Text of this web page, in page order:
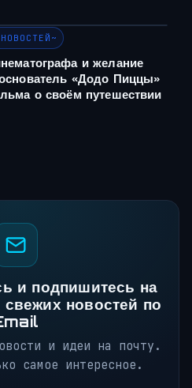
и желание
«Додо Пиццы»
о своём путешествии
и подпишитесь на
новостей по
и идеи на почту.
самое интересное.